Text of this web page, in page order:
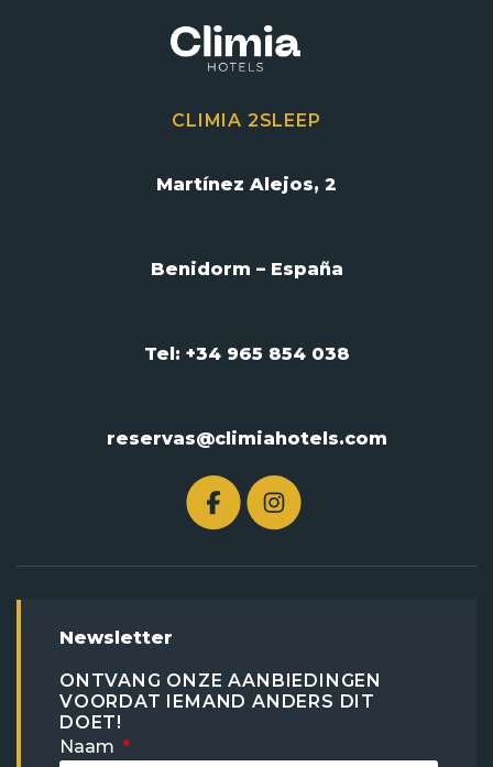
CLIMIA 2SLEEP
Martínez Alejos, 2
Benidorm – España
Tel: +34 965 854 038
reservas@climiahotels.com
Newsletter
ONTVANG ONZE AANBIEDINGEN
VOORDAT IEMAND ANDERS DIT
DOET!
Naam